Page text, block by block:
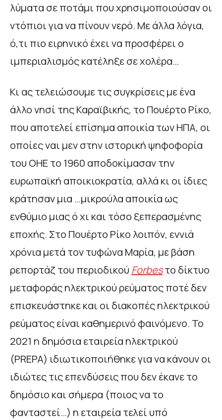
λύματα σε ποτάμι που χρησιμοποιούσαν οι
ντόπιοι για να πίνουν νερό. Με άλλα λόγια,
ό,τι πιο ειρηνικό έχει να προσφέρει ο
ιμπεριαλισμός κατέληξε σε χολέρα…
Κι ας τελειώσουμε τις συγκρίσεις με ένα
άλλο νησί της Καραϊβικής, το Πουέρτο Ρίκο,
που αποτελεί επίσημα αποικία των ΗΠΑ, οι
οποίες ναι μεν στην ιστορική ψηφοφορία
του ΟΗΕ το 1960 αποδοκίμασαν την
ευρωπαϊκή αποικιοκρατία, αλλά κι οι ίδιες
κράτησαν μια …μικρούλα αποικία ως
ενθύμιο μιας ό χι και τόσο ξεπερασμένης
εποχής. Στο Πουέρτο Ρίκο λοιπόν, εννιά
χρόνια μετά τον τυφώνα Μαρία, με βάση
ρεπορτάζ του περιοδικού Forbesτο δίκτυο
μεταφοράς ηλεκτρικού ρεύματος ποτέ δεν
επισκευάστηκε και οι διακοπές ηλεκτρικού
ρεύματος είναι καθημερινό φαινόμενο. Το
2021 η δημόσια εταιρεία ηλεκτρικού
(PREPA) ιδιωτικοποιήθηκε για να κάνουν οι
ιδιώτες τις επενδύσεις που δεν έκανε το
δημόσιο και σήμερα (ποιος να το
φανταστεί…) η εταιρεία τελεί υπό